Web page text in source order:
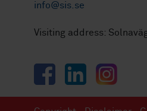
info@sis.se
Visiting address:
FacebookLinkedInInstagram